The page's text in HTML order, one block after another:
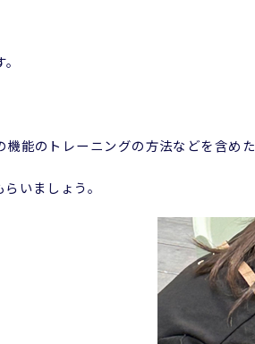
能のトレーニングの方法などを含めた
いましょう。